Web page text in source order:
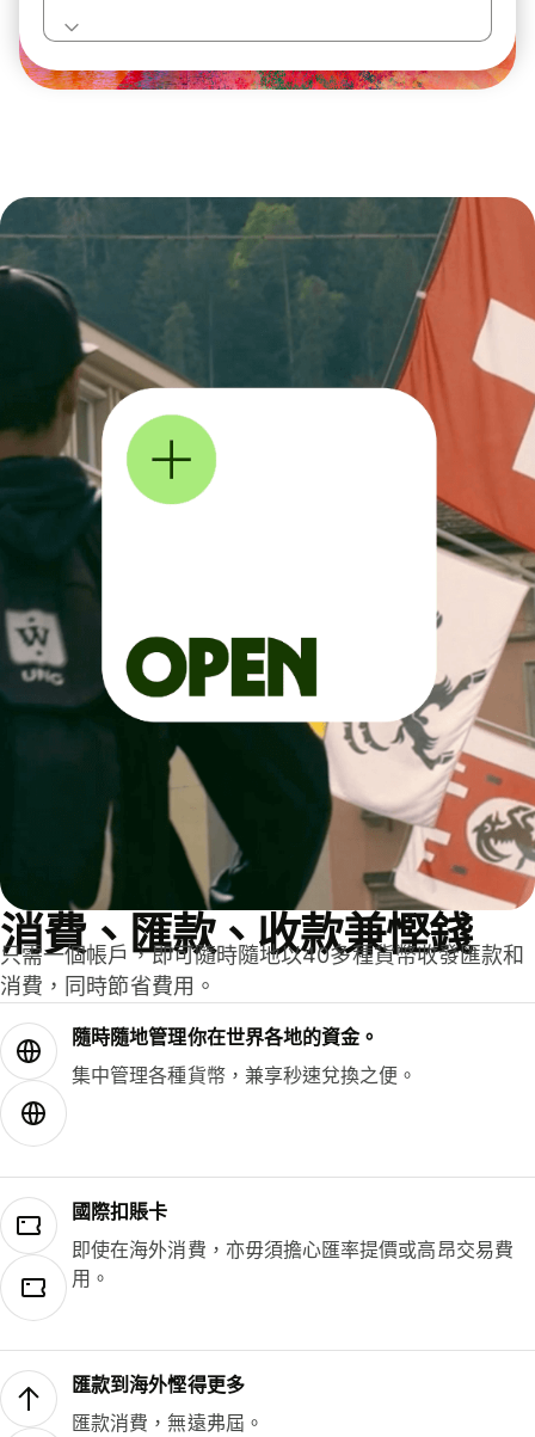
消費、匯款、收款兼慳錢
只需一個帳戶，即可隨時隨地以40多種貨幣收發匯款和
消費，同時節省費用。
隨時隨地管理你在世界各地的資金。
集中管理各種貨幣，兼享秒速兌換之便。
國際扣賬卡
即使在海外消費，亦毋須擔心匯率提價或高昂交易費
用。
匯款到海外慳得更多
匯款消費，無遠弗屆。